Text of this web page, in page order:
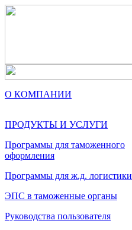
О КОМПАНИИ
ПРОДУКТЫ И УСЛУГИ
Программы для таможенного
оформления
Программы для ж.д. логистики
ЭПС в таможенные органы
Руководства пользователя